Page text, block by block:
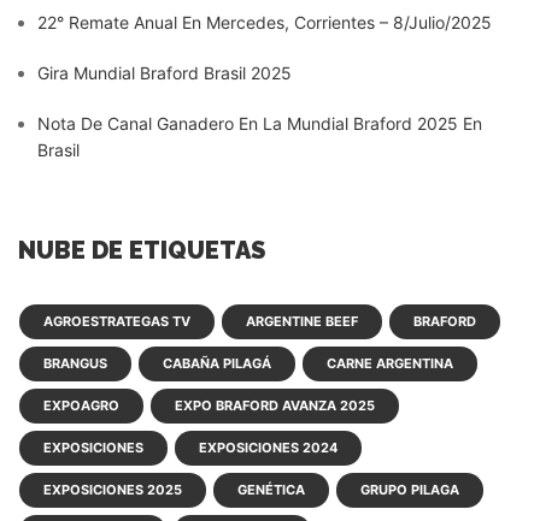
22° Remate Anual En Mercedes, Corrientes – 8/Julio/2025
Gira Mundial Braford Brasil 2025
Nota De Canal Ganadero En La Mundial Braford 2025 En
Brasil
NUBE DE ETIQUETAS
AGROESTRATEGAS TV ARGENTINE BEEF BRAFORD
BRANGUS CABAÑA PILAGÁ CARNE ARGENTINA
EXPOAGRO EXPO BRAFORD AVANZA 2025
EXPOSICIONES EXPOSICIONES 2024
EXPOSICIONES 2025 GENÉTICA GRUPO PILAGA